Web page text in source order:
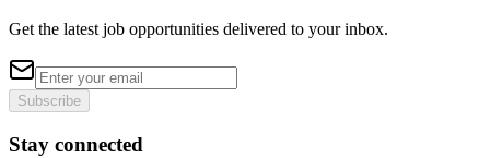
Get the latest job opportunities delivered to your inbox.
Subscribe
Stay connected